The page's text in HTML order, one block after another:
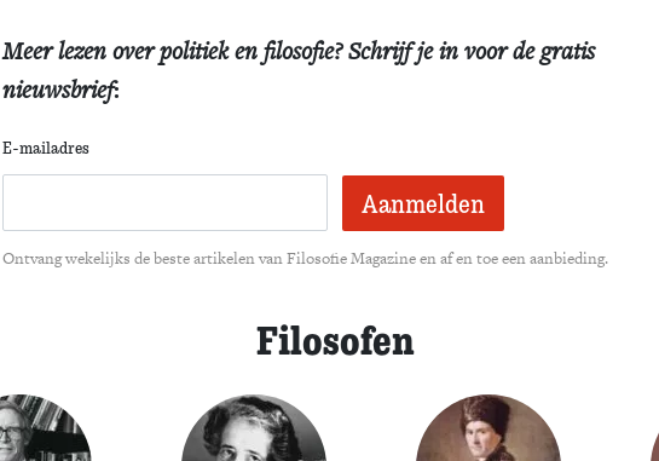
Meer lezen over politiek en filosofie? Schrijf je in voor de gratis
nieuwsbrief:
E-mailadres
Ontvang wekelijks de beste artikelen van Filosofie Magazine en af en toe een aanbieding.
Filosofen